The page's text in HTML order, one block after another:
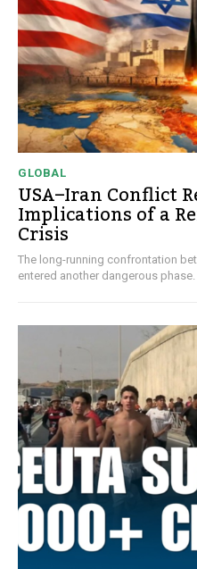
GLOBAL
USA–Iran Conflict
Implications of a
Crisis
The long-running confrontation
entered another dangerous phase.